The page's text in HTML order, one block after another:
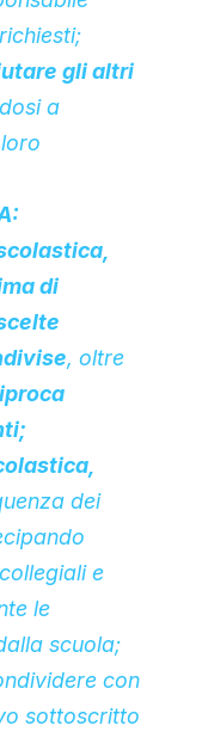
gli altri
a
di
, oltre
dei
e
le
scuola;
con
sottoscritto